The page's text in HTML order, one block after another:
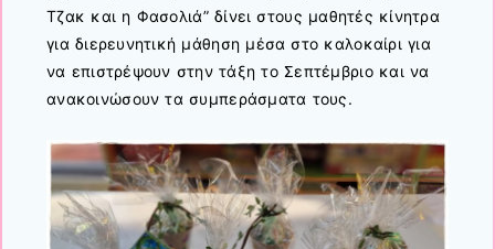
Τζακ και η Φασολιά” δίνει στους μαθητές κίνητρα
για διερευνητική μάθηση μέσα στο καλοκαίρι για
να επιστρέψουν στην τάξη το Σεπτέμβριο και να
ανακοινώσουν τα συμπεράσματα τους.